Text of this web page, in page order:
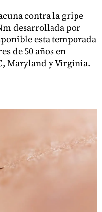
contra la gripe
desarrollada por
esta temporada
de 50 años en
Maryland y Virginia.